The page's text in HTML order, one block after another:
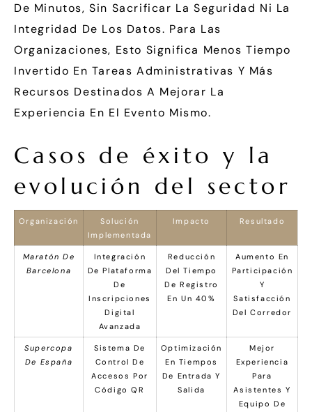
De Minutos, Sin Sacrificar La Seguridad Ni La
Integridad De Los Datos. Para Las
Organizaciones, Esto Significa Menos Tiempo
Invertido En Tareas Administrativas Y Más
Recursos Destinados A Mejorar La
Experiencia En El Evento Mismo.
Casos de éxito y la
evolución del sector
Organización
Solución
Implementada
Impacto Resultado
Maratón De
Barcelona
Integración
De Plataforma
De
Inscripciones
Digital
Avanzada
Reducción
Del Tiempo
De Registro
En Un 40%
Aumento En
Participación
Y
Satisfacción
Del Corredor
Supercopa
De España
Sistema De
Control De
Accesos Por
Código QR
Optimización
En Tiempos
De Entrada Y
Salida
Mejor
Experiencia
Para
Asistentes Y
Equipo De